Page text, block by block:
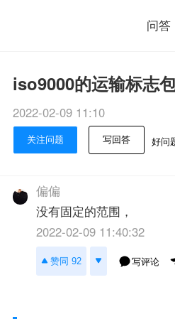
问答
iso9000的运输标志
2022-02-09 11:10
关注问题 写回答 好问
偏偏
没有固定的范围，
2022-02-09 11:40:32
赞同 92 写评论